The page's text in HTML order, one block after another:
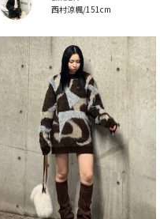
西村涼楓/151cm